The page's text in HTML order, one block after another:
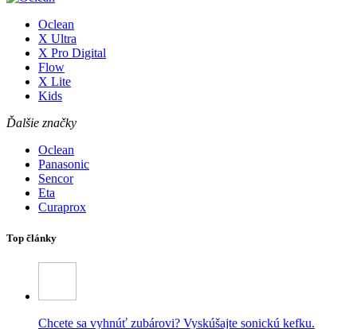
Oclean
X Ultra
X Pro Digital
Flow
X Lite
Kids
Ďalšie značky
Oclean
Panasonic
Sencor
Eta
Curaprox
Top články
Chcete sa vyhnúť zubárovi? Vyskúšajte sonickú kefku.